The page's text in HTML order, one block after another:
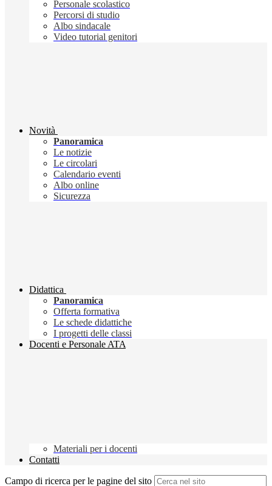
Personale scolastico
Percorsi di studio
Albo sindacale
Video tutorial genitori
Novità
Panoramica
Le notizie
Le circolari
Calendario eventi
Albo online
Sicurezza
Didattica
Panoramica
Offerta formativa
Le schede didattiche
I progetti delle classi
Docenti e Personale ATA
Materiali per i docenti
Contatti
Campo di ricerca per le pagine del sito